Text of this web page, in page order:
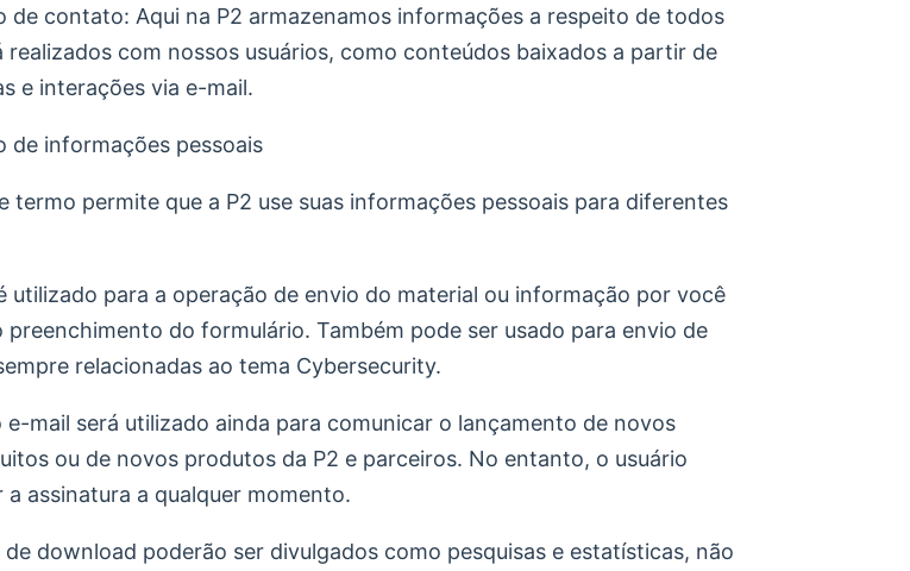
de contato: Aqui na P2 armazenamos informações a respeito de todos
realizados com nossos usuários, como conteúdos baixados a partir de
e interações via e-mail.
de informações pessoais
termo permite que a P2 use suas informações pessoais para diferentes
utilizado para a operação de envio do material ou informação por você
preenchimento do formulário. Também pode ser usado para envio de
relacionadas ao tema Cybersecurity.
e-mail será utilizado ainda para comunicar o lançamento de novos
ou de novos produtos da P2 e parceiros. No entanto, o usuário
a assinatura a qualquer momento.
de download poderão ser divulgados como pesquisas e estatísticas, não